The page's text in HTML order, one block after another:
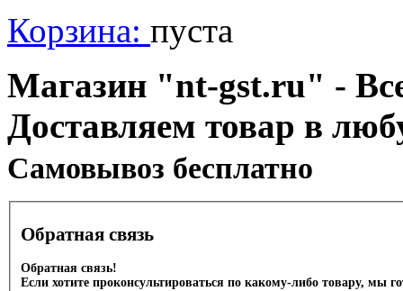
Корзина: пуста
Магазин "nt-gst.ru" -
Доставляем товар в
Cамовывоз бесплатно
Обратная связь
Обратная связь!
Если хотите проконсультироваться по какому-либо товару, мы